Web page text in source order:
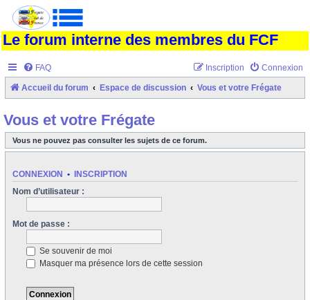
Le forum interne des membres du FCF
FAQ Connexion
Inscription
Accueil du forum Espace de discussion Vous et votre Frégate
Vous et votre Frégate
Vous ne pouvez pas consulter les sujets de ce forum.
CONNEXION • INSCRIPTION
Nom d’utilisateur :
Mot de passe :
Se souvenir de moi
Masquer ma présence lors de cette session